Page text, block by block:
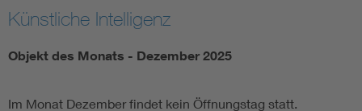
Künstliche Intelligenz
Objekt des Monats - Dezember 2025
Im Monat Dezember findet kein Öffnungstag statt.